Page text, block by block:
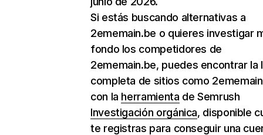
Si estás buscando alternativas a
2ememain.be o quieres investigar
fondo los competidores de
2ememain.be, puedes encontrar la
completa de sitios como
con la herramienta de Semrush
Investigación orgánica, disponible
te registras para conseguir una